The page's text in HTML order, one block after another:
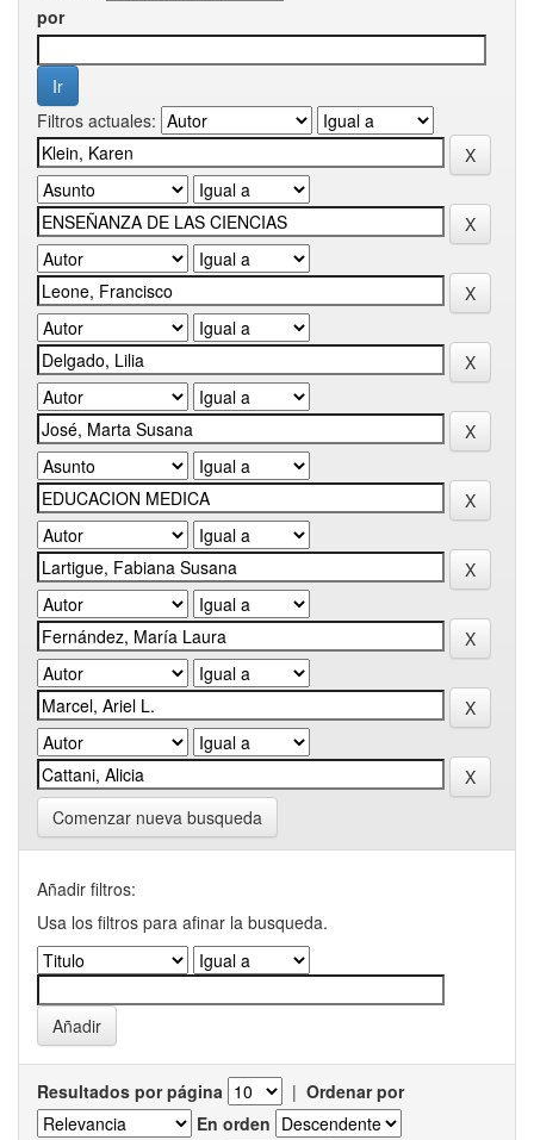
por
Filtros actuales:
Comenzar nueva busqueda
Añadir filtros:
Usa los filtros para afinar la busqueda.
Resultados por página | Ordenar por
En orden